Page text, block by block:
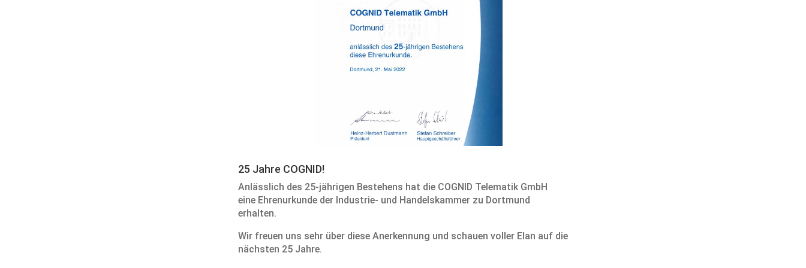
25 Jahre COGNID!
Anlässlich des 25-jährigen Bestehens hat die COGNID Telematik GmbH
eine Ehrenurkunde der Industrie- und Handelskammer zu Dortmund
erhalten.
Wir freuen uns sehr über diese Anerkennung und schauen voller Elan auf die
nächsten 25 Jahre.